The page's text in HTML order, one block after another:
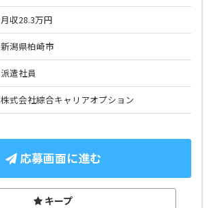
月収28.3万円
新潟県柏崎市
派遣社員
株式会社綜合キャリアオプション
応募画面に進む
キープ